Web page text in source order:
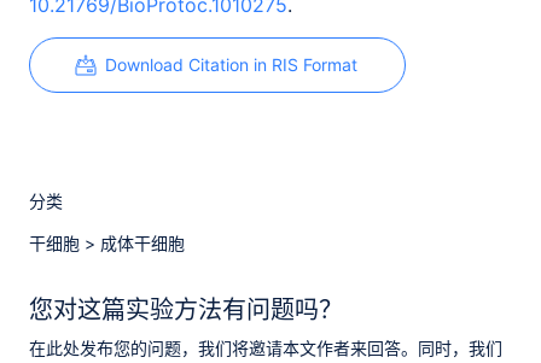
Download Citation in RIS Format
分类
干细胞 > 成体干细胞
您对这篇实验方法有问题吗？
在此处发布您的问题，我们将邀请本文作者来回答。同时，我们